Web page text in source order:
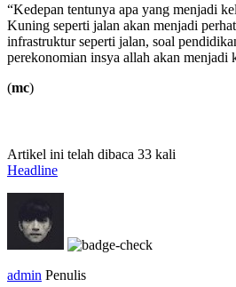
“Kedepan tentunya apa yang menjadi
Kuning seperti jalan akan menjadi
infrastruktur seperti jalan, soal
perekonomian insya allah akan menjadi
(mc)
Artikel ini telah dibaca 33 kali
Headline
admin Penulis